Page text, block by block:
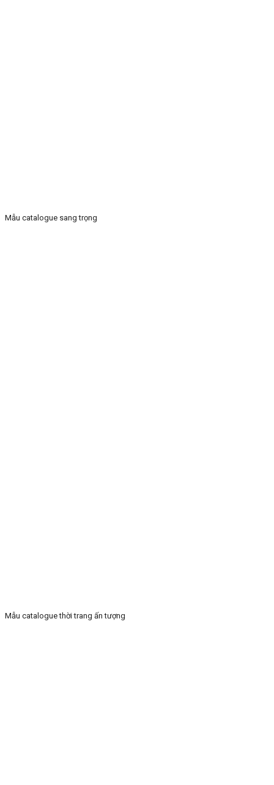
Mẫu catalogue sang trọng
Mẫu catalogue thời trang ấn tượng